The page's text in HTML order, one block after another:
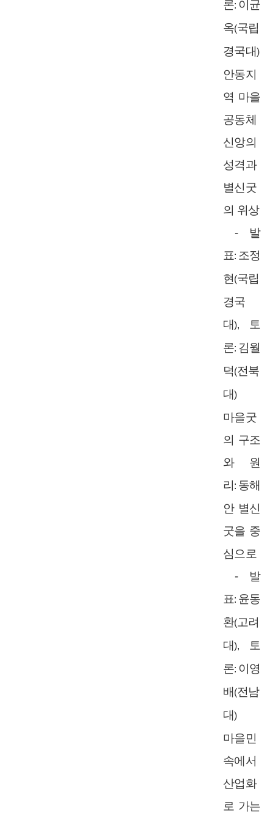
론: 이균
옥(국립
경국대)
안동지
역 마을
공동체
신앙의
성격과
별신굿
의 위상
- 발
표: 조정
현 (국립
경국
대),
토
론: 김월
덕(전북
대)
마을굿
의 구조
와 원
리 : 동해
안 별신
굿을 중
심으로
- 발
표: 윤동
환(고려
대),
토
론: 이영
배 (전남
대)
마을민
속에서
산업화
로 가는